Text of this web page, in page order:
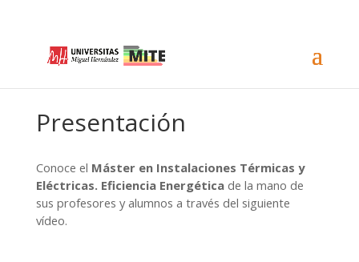
Presentación
Conoce el Máster en Instalaciones Térmicas y
Eléctricas. Eficiencia Energéticade la mano de
sus profesores y alumnos a través del siguiente
vídeo.